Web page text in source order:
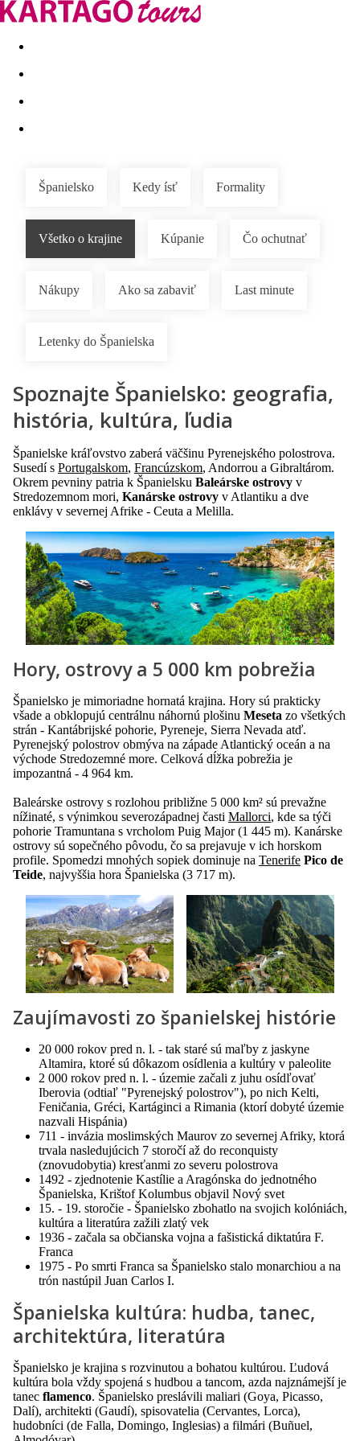
Last minute Dovolenkové kluby
Španielsko Kedy ísť Formality
Všetko o krajine Kúpanie Čo ochutnať
Nákupy Ako sa zabaviť Last minute
Letenky do Španielska
Spoznajte Španielsko: geografia,
história, kultúra, ľudia
Španielske kráľovstvo zaberá väčšinu Pyrenejského polostrova.
Susedí s Portugalskom, Francúzskom, Andorrou a Gibraltárom.
Okrem pevniny patria k Španielsku Baleárske ostrovy v
Stredozemnom mori, Kanárske ostrovy v Atlantiku a dve
enklávy v severnej Afrike - Ceuta a Melilla.
Hory, ostrovy a 5 000 km pobrežia
Španielsko je mimoriadne hornatá krajina. Hory sú prakticky
všade a obklopujú centrálnu náhornú plošinu Meseta zo všetkých
strán - Kantábrijské pohorie, Pyreneje, Sierra Nevada atď.
Pyrenejský polostrov obmýva na západe Atlantický oceán a na
východe Stredozemné more. Celková dĺžka pobrežia je
impozantná - 4 964 km.
Baleárske ostrovy s rozlohou približne 5 000 km² sú prevažne
nížinaté, s výnimkou severozápadnej časti Mallorci, kde sa týči
pohorie Tramuntana s vrcholom Puig Major (1 445 m). Kanárske
ostrovy sú sopečného pôvodu, čo sa prejavuje v ich horskom
profile. Spomedzi mnohých sopiek dominuje na Tenerife Pico de
Teide, najvyššia hora Španielska (3 717 m).
Zaujímavosti zo španielskej histórie
20 000 rokov pred n. l. - tak staré sú maľby z jaskyne
Altamira, ktoré sú dôkazom osídlenia a kultúry v paleolite
2 000 rokov pred n. l. - územie začali z juhu osídľovať
Iberovia (odtiaľ "Pyrenejský polostrov"), po nich Kelti,
Feničania, Gréci, Kartáginci a Rimania (ktorí dobyté územie
nazvali Hispánia)
711 - invázia moslimských Maurov zo severnej Afriky, ktorá
trvala nasledujúcich 7 storočí až do reconquisty
(znovudobytia) kresťanmi zo severu polostrova
1492 - zjednotenie Kastílie a Aragónska do jednotného
Španielska, Krištof Kolumbus objavil Nový svet
15. - 19. storočie - Španielsko zbohatlo na svojich kolóniách,
kultúra a literatúra zažili zlatý vek
1936 - začala sa občianska vojna a fašistická diktatúra F.
Franca
1975 - Po smrti Franca sa Španielsko stalo monarchiou a na
trón nastúpil Juan Carlos I.
Španielska kultúra: hudba, tanec,
architektúra, literatúra
Španielsko je krajina s rozvinutou a bohatou kultúrou. Ľudová
kultúra bola vždy spojená s hudbou a tancom, azda najznámejší je
tanec flamenco. Španielsko preslávili maliari (Goya, Picasso,
Dalí), architekti (Gaudí), spisovatelia (Cervantes, Lorca),
hudobníci (de Falla, Domingo, Inglesias) a filmári (Buñuel,